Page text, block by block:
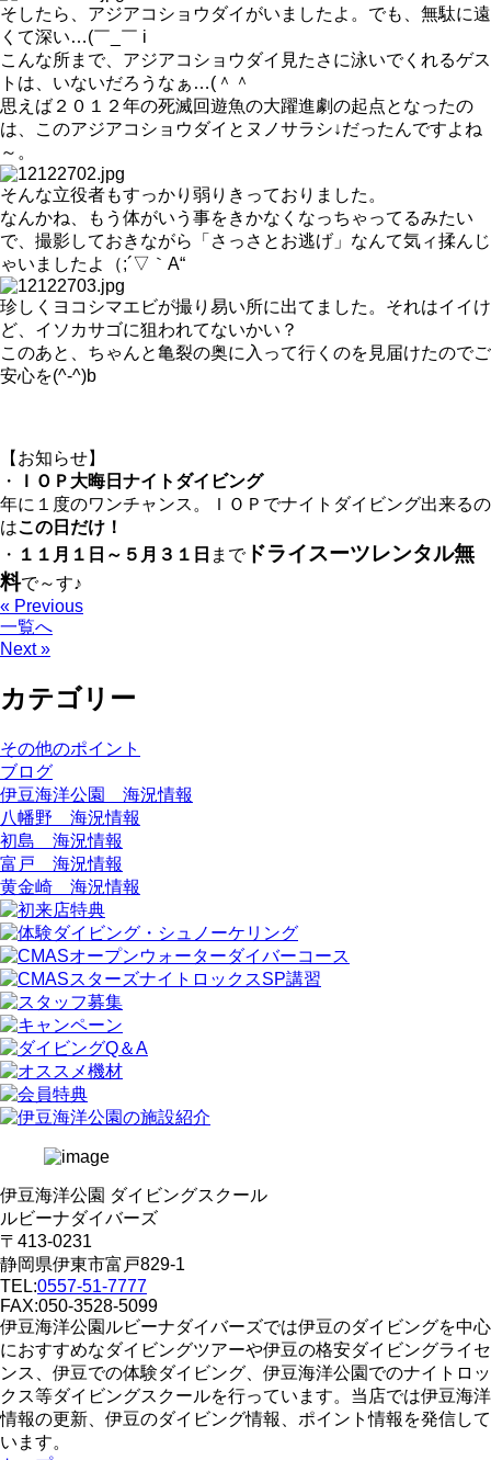
そしたら、アジアコショウダイがいましたよ。でも、無駄に遠
くて深い…(￣_￣ i
こんな所まで、アジアコショウダイ見たさに泳いでくれるゲス
トは、いないだろうなぁ…(＾＾ゞ
思えば２０１２年の死滅回遊魚の大躍進劇の起点となったの
は、このアジアコショウダイとヌノサラシ↓だったんですよね
～。
そんな立役者もすっかり弱りきっておりました。
なんかね、もう体がいう事をきかなくなっちゃってるみたい
で、撮影しておきながら「さっさとお逃げ」なんて気ィ揉んじ
ゃいましたよ（;´▽｀A“
珍しくヨコシマエビが撮り易い所に出てました。それはイイけ
ど、イソカサゴに狙われてないかい？
このあと、ちゃんと亀裂の奥に入って行くのを見届けたのでご
安心を(^-^)b
【お知らせ】
・
ＩＯＰ大晦日ナイトダイビング
年に１度のワンチャンス。ＩＯＰでナイトダイビング出来るの
はこの日だけ！
・ １１月１日～５月３１日 までドライスーツレンタル無
料で～す♪
« Previous
一覧へ
Next »
カテゴリー
その他のポイント
ブログ
伊豆海洋公園 海況情報
八幡野 海況情報
初島 海況情報
富戸 海況情報
黄金崎 海況情報
伊豆海洋公園 ダイビングスクール
ルビーナダイバーズ
〒413-0231
静岡県伊東市富戸829-1
TEL:0557-51-7777
FAX:050-3528-5099
伊豆海洋公園ルビーナダイバーズでは伊豆のダイビングを中心
におすすめなダイビングツアーや伊豆の格安ダイビングライセ
ンス、伊豆での体験ダイビング、伊豆海洋公園でのナイトロッ
クス等ダイビングスクールを行っています。当店では伊豆海洋
情報の更新、伊豆のダイビング情報、ポイント情報を発信して
います。